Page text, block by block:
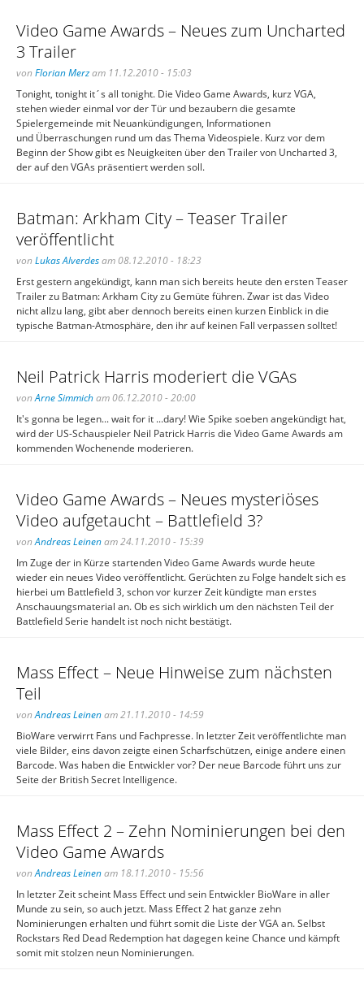
Video Game Awards – Neues zum Uncharted
3 Trailer
von Florian Merzam 11.12.2010 - 15:03
Tonight, tonight it´s all tonight. Die Video Game Awards, kurz VGA,
stehen wieder einmal vor der Tür und bezaubern die gesamte
Spielergemeinde mit Neuankündigungen, Informationen
und Überraschungen rund um das Thema Videospiele. Kurz vor dem
Beginn der Show gibt es Neuigkeiten über den Trailer von Uncharted 3,
der auf den VGAs präsentiert werden soll.
Batman: Arkham City – Teaser Trailer
veröffentlicht
von Lukas Alverdesam 08.12.2010 - 18:23
Erst gestern angekündigt, kann man sich bereits heute den ersten Teaser
Trailer zu Batman: Arkham City zu Gemüte führen. Zwar ist das Video
nicht allzu lang, gibt aber dennoch bereits einen kurzen Einblick in die
typische Batman-Atmosphäre, den ihr auf keinen Fall verpassen solltet!
Neil Patrick Harris moderiert die VGAs
vonArne Simmicham 06.12.2010 - 20:00
It's gonna be legen... wait for it ...dary! Wie Spike soeben angekündigt hat,
wird der US-Schauspieler Neil Patrick Harris die Video Game Awards am
kommenden Wochenende moderieren.
Video Game Awards – Neues mysteriöses
Video aufgetaucht – Battlefield 3?
vonAndreas Leinenam 24.11.2010 - 15:39
Im Zuge der in Kürze startenden Video Game Awards wurde heute
wieder ein neues Video veröffentlicht. Gerüchten zu Folge handelt sich es
hierbei um Battlefield 3, schon vor kurzer Zeit kündigte man erstes
Anschauungsmaterial an. Ob es sich wirklich um den nächsten Teil der
Battlefield Serie handelt ist noch nicht bestätigt.
Mass Effect – Neue Hinweise zum nächsten
Teil
vonAndreas Leinenam 21.11.2010 - 14:59
BioWare verwirrt Fans und Fachpresse. In letzter Zeit veröffentlichte man
viele Bilder, eins davon zeigte einen Scharfschützen, einige andere einen
Barcode. Was haben die Entwickler vor? Der neue Barcode führt uns zur
Seite der British Secret Intelligence.
Mass Effect 2 – Zehn Nominierungen bei den
Video Game Awards
vonAndreas Leinenam 18.11.2010 - 15:56
In letzter Zeit scheint Mass Effect und sein Entwickler BioWare in aller
Munde zu sein, so auch jetzt. Mass Effect 2 hat ganze zehn
Nominierungen erhalten und führt somit die Liste der VGA an. Selbst
Rockstars Red Dead Redemption hat dagegen keine Chance und kämpft
somit mit stolzen neun Nominierungen.